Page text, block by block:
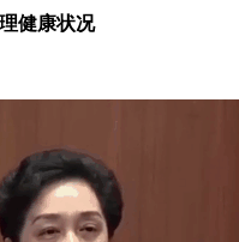
健康状况